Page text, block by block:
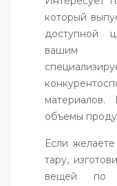
который
доступной
вашим
объемы
Если
тару,
вещей по